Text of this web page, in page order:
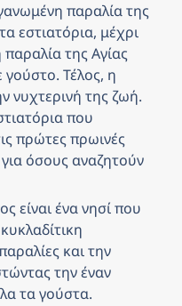
παραλία της
εστιατόρια, μέχρι
της Αγίας
γούστο. Τέλος, η
νυχτερινή της ζωή.
που
πρώτες πρωινές
για όσους αναζητούν
είναι ένα νησί που
και την
την έναν
τα γούστα.